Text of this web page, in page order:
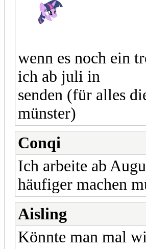
wenn es noch ein
ich ab juli in
senden (für alles
münster)
Conqi
Ich arbeite ab
häufiger machen
Aisling
Könnte man mal